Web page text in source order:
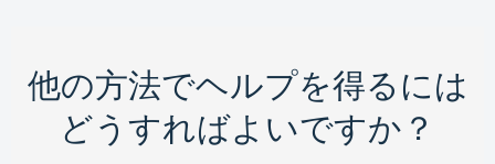
他の方法でヘルプを得るには
どうすればよいですか？